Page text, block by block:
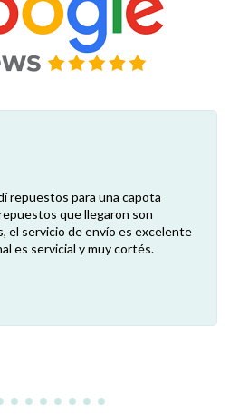
repuestos para una capota
que llegaron son
el servicio de envío es excelente
es servicial y muy cortés.